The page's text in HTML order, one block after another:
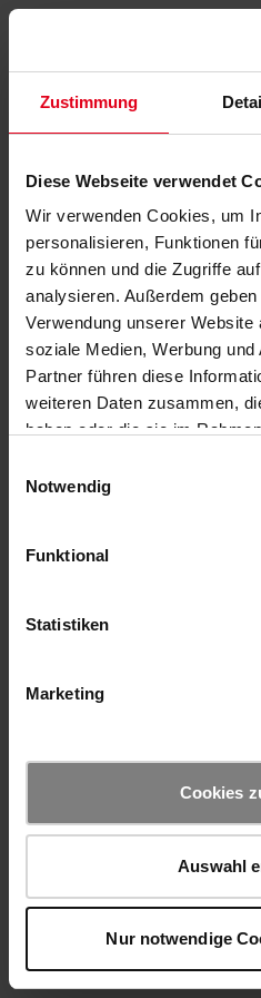
Zustimmung
Diese Webseite verwendet
Wir verwenden Cookies, um
personalisieren, Funktionen
zu können und die Zugriffe
analysieren. Außerdem
Verwendung unserer
soziale Medien, Werbung
Partner führen diese
weiteren Daten zusammen,
haben oder die sie im
Notwendig
Funktional
Statistiken
Marketing
Cookies
Auswahl
Nur notwendige